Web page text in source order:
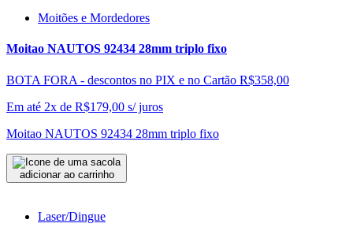
Moitões e Mordedores
Moitao NAUTOS 92434 28mm triplo fixo
BOTA FORA - descontos no PIX e no Cartão R$358,00
Em até 2x de R$179,00 s/ juros
Moitao NAUTOS 92434 28mm triplo fixo
adicionar ao carrinho
Laser/Dingue